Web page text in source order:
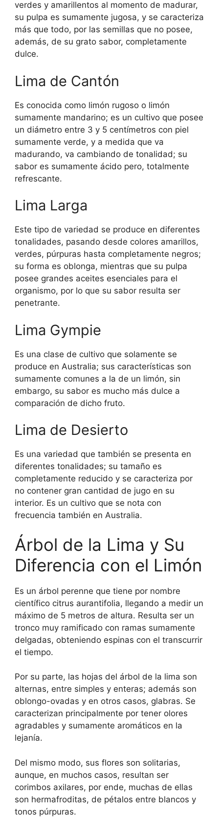
verdes y amarillentos al momento de madurar,
su pulpa es sumamente jugosa, y se caracteriza
más que todo, por las semillas que no posee,
además, de su grato sabor, completamente
dulce.
Lima de Cantón
Es conocida como limón rugoso o limón
sumamente mandarino; es un cultivo que posee
un diámetro entre 3 y 5 centímetros con piel
sumamente verde, y a medida que va
madurando, va cambiando de tonalidad; su
sabor es sumamente ácido pero, totalmente
refrescante.
Lima Larga
Este tipo de variedad se produce en diferentes
tonalidades, pasando desde colores amarillos,
verdes, púrpuras hasta completamente negros;
su forma es oblonga, mientras que su pulpa
posee grandes aceites esenciales para el
organismo, por lo que su sabor resulta ser
penetrante.
Lima Gympie
Es una clase de cultivo que solamente se
produce en Australia; sus características son
sumamente comunes a la de un limón, sin
embargo, su sabor es mucho más dulce a
comparación de dicho fruto.
Lima de Desierto
Es una variedad que también se presenta en
diferentes tonalidades; su tamaño es
completamente reducido y se caracteriza por
no contener gran cantidad de jugo en su
interior. Es un cultivo que se nota con
frecuencia también en Australia.
Árbol de la Lima y Su
Diferencia con el Limón
Es un árbol perenne que tiene por nombre
científico citrus aurantifolia, llegando a medir un
máximo de 5 metros de altura. Resulta ser un
tronco muy ramificado con ramas sumamente
delgadas, obteniendo espinas con el transcurrir
el tiempo.
Por su parte, las hojas del árbol de la lima son
alternas, entre simples y enteras; además son
oblongo-ovadas y en otros casos, glabras. Se
caracterizan principalmente por tener olores
agradables y sumamente aromáticos en la
lejanía.
Del mismo modo, sus flores son solitarias,
aunque, en muchos casos, resultan ser
corimbos axilares, por ende, muchas de ellas
son hermafroditas, de pétalos entre blancos y
tonos púrpuras.